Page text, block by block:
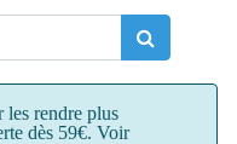
les rendre plus
dès 59€. Voir